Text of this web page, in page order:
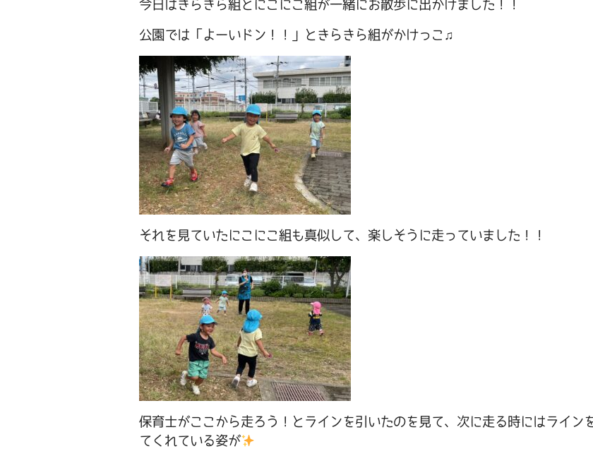
今日はきらきら組とにこにこ組が一緒にお散歩に出かけました！！
公園では「よーいドン！！」ときらきら組がかけっこ♫
それを見ていたにこにこ組も真似して、楽しそうに走っていました！！
保育士がここから走ろう！とラインを引いたのを見て、次に走る時にはライン
てくれている姿が